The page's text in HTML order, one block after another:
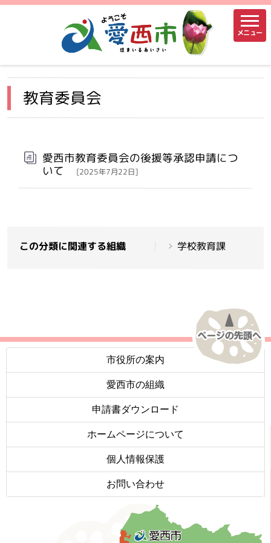
メニュー
教育委員会
愛西市教育委員会の後援等承認申請につ
いて [2025年7月22日]
この分類に関連する組織 学校教育課
市役所の案内
愛西市の組織
申請書ダウンロード
ホームページについて
個人情報保護
お問い合わせ